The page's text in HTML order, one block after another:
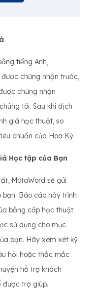
tiếng Anh,
chứng nhận trước,
chứng nhận
tôi. Sau khi dịch
giá học thuật, so
chuẩn của Hoa Kỳ.
Học tập của Bạn
MotaWord sẽ gửi
Báo cáo này trình
bằng cấp học thuật
sử dụng cho mục
bạn. Hãy xem xét kỹ
hỏi hoặc thắc mắc
hỗ trợ khách
được trợ giúp.